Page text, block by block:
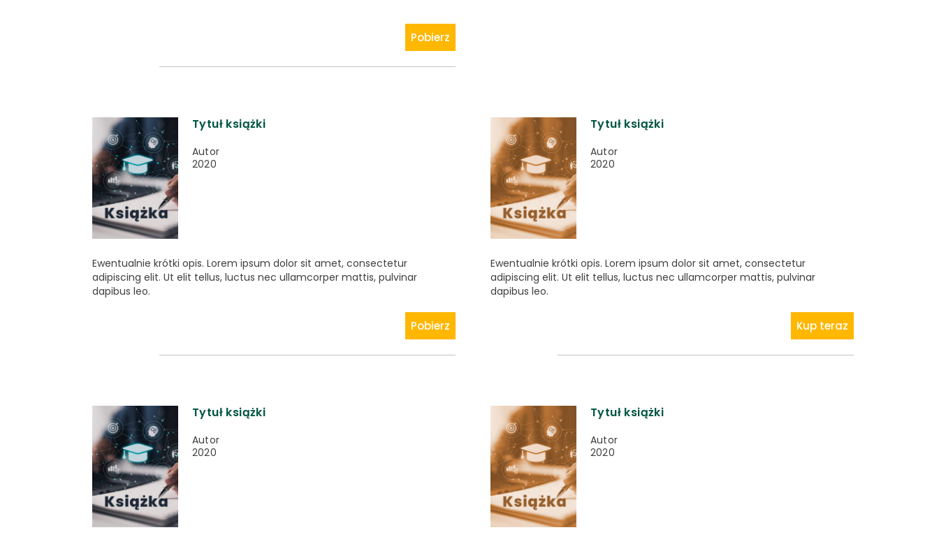
Pobierz
Tytuł książki
Autor
2020
Ewentualnie krótki opis. Lorem ipsum dolor sit amet, consectetur
adipiscing elit. Ut elit tellus, luctus nec ullamcorper mattis, pulvinar
dapibus leo.
Pobierz
Tytuł książki
Autor
2020
Ewentualnie krótki opis. Lorem ipsum dolor sit amet, consectetur
adipiscing elit. Ut elit tellus, luctus nec ullamcorper mattis, pulvinar
dapibus leo.
Kup teraz
Tytuł książki
Autor
2020
Tytuł książki
Autor
2020